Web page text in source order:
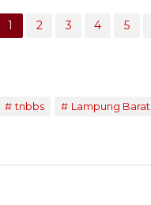
1 2 3 4 5
tnbbs Lampung Barat